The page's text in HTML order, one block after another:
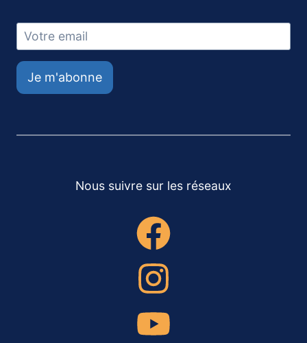
Je m'abonne
Nous suivre sur les réseaux